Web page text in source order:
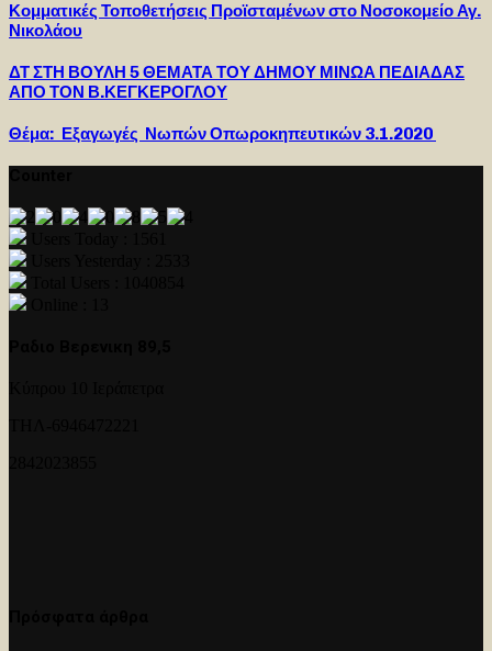
Κομματικές Τοποθετήσεις Προϊσταμένων στο Νοσοκομείο Αγ.
Νικολάου
ΔΤ ΣΤΗ ΒΟΥΛΗ 5 ΘΕΜΑΤΑ ΤΟΥ ΔΗΜΟΥ ΜΙΝΩΑ ΠΕΔΙΑΔΑΣ
ΑΠΟ ΤΟΝ Β.ΚΕΓΚΕΡΟΓΛΟΥ
Θέμα: Εξαγωγές Νωπών Οπωροκηπευτικών 3.1.2020